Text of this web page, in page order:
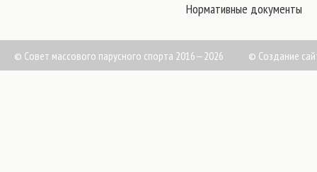
Нормативные документы
© Совет массового парусного спорта 2016—2026 © Создание